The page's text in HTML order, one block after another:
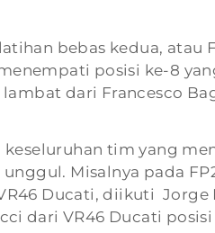
bebas kedua, atau
posisi ke-8
dari Francesco
keseluruhan tim yang
Misalnya pada
Ducati, diikuti Jorge
dari VR46 Ducati posisi